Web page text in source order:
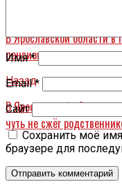
В Ярославской области
пенсионерка
Назад
В Ярославской области
чуть не сжёг
Имя*
Email*
Сайт
Сохранить моё
браузере для